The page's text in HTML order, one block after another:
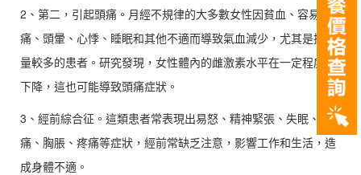
2、第二，引起頭痛。月經不規律的大多數女性因貧血、容易頭
痛、頭暈、心悸、睡眠和其他不適而導致氣血減少，尤其是排血
量較多的患者。研究發現，女性體內的雌激素水平在一定程度上
下降，這也可能導致頭痛症狀。
3、經前綜合征。這類患者常表現出易怒、精神緊張、失眠、頭
痛、胸脹、疼痛等症狀，經前常缺乏注意，影響工作和生活，造
成身體不適。